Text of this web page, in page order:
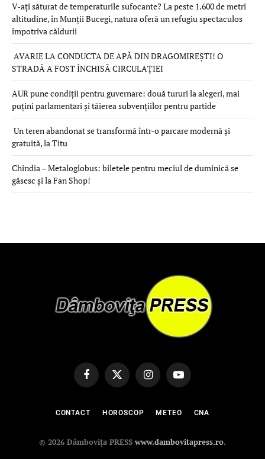
V-ați săturat de temperaturile sufocante? La peste 1.600 de metri
altitudine, în Munții Bucegi, natura oferă un refugiu spectaculos
împotriva căldurii
AVARIE LA CONDUCTA DE APĂ DIN DRAGOMIREȘTI! O
STRADĂ A FOST ÎNCHISĂ CIRCULAȚIEI
AUR pune condiții pentru guvernare: două tururi la alegeri, mai
puțini parlamentari și tăierea subvențiilor pentru partide
Un teren abandonat se transformă într-o parcare modernă și
gratuită, la Titu
Chindia – Metaloglobus: biletele pentru meciul de duminică se
găsesc și la Fan Shop!
FacebookX
(Twitter)
InstagramYouTube
CONTACT HOROSCOP METEO CNA
© 2026 Dâmbovița PRESSwww.dambovitapress.ro.